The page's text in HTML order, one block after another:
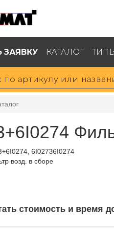
ЗАЯВКУ КАТАЛОГ
6I02736I0274
возд. в сборе
стоимость и время